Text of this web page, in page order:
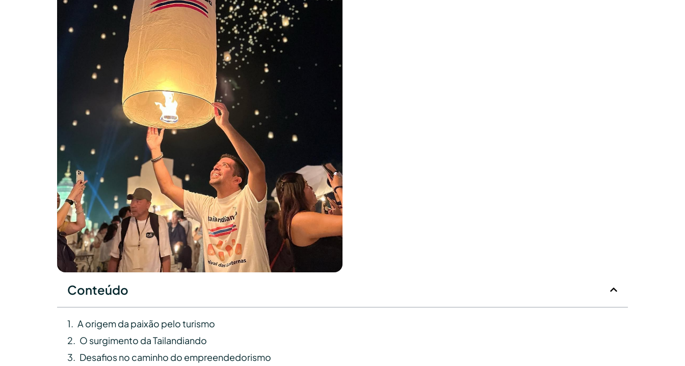
Conteúdo
A origem da paixão pelo turismo
O surgimento da Tailandiando
Desafios no caminho do empreendedorismo